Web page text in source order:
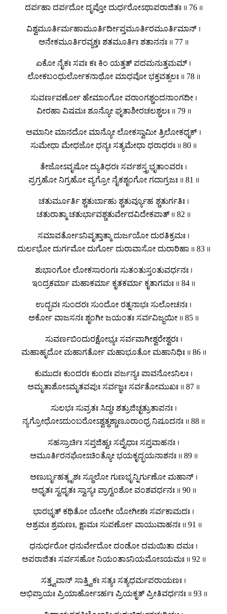
ದರ್ಪಹಾ ದರ್ಪದೋ ದೃಪ್ತೋ ದುರ್ಧರೋಽಥಾಪರಾಜಿತಃ ॥ 76 ॥
ವಿಶ್ವಮೂರ್ತಿರ್ಮಹಾಮೂರ್ತಿರ್ದೀಪ್ತಮೂರ್ತಿರಮೂರ್ತಿಮಾನ್ ।
ಅನೇಕಮೂರ್ತಿರವ್ಯಕ್ತಃ ಶತಮೂರ್ತಿಃ ಶತಾನನಃ ॥ 77 ॥
ಏಕೋ ನೈಕಃ ಸವಃ ಕಃ ಕಿಂ ಯತ್ತತ್ ಪದಮನುತ್ತಮಮ್ ।
ಲೋಕಬಂಧುರ್ಲೋಕನಾಥೋ ಮಾಧವೋ ಭಕ್ತವತ್ಸಲಃ ॥ 78 ॥
ಸುವರ್ಣವರ್ಣೋ ಹೇಮಾಂಗೋ ವರಾಂಗಶ್ಚಂದನಾಂಗದೀ ।
ವೀರಹಾ ವಿಷಮಃ ಶೂನ್ಯೋ ಘೃತಾಶೀರಚಲಶ್ಚಲಃ ॥ 79 ॥
ಅಮಾನೀ ಮಾನದೋ ಮಾನ್ಯೋ ಲೋಕಸ್ವಾಮೀ ತ್ರಿಲೋಕಧೃಕ್ ।
ಸುಮೇಧಾ ಮೇಧಜೋ ಧನ್ಯಃ ಸತ್ಯಮೇಧಾ ಧರಾಧರಃ ॥ 80 ॥
ತೇಜೋಽವೃಷೋ ದ್ಯುತಿಧರಃ ಸರ್ವಶಸ್ತ್ರಭೃತಾಂವರಃ ।
ಪ್ರಗ್ರಹೋ ನಿಗ್ರಹೋ ವ್ಯಗ್ರೋ ನೈಕಶೃಂಗೋ ಗದಾಗ್ರಜಃ ॥ 81 ॥
ಚತುರ್ಮೂರ್ತಿ ಶ್ಚತುರ್ಬಾಹು ಶ್ಚತುರ್ವ್ಯೂಹ ಶ್ಚತುರ್ಗತಿಃ ।
ಚತುರಾತ್ಮಾ ಚತುರ್ಭಾವಶ್ಚತುರ್ವೇದವಿದೇಕಪಾತ್ ॥ 82 ॥
ಸಮಾವರ್ತೋಽನಿವೃತ್ತಾತ್ಮಾ ದುರ್ಜಯೋ ದುರತಿಕ್ರಮಃ ।
ದುರ್ಲಭೋ ದುರ್ಗಮೋ ದುರ್ಗೋ ದುರಾವಾಸೋ ದುರಾರಿಹಾ ॥ 83 ॥
ಶುಭಾಂಗೋ ಲೋಕಸಾರಂಗಃ ಸುತಂತುಸ್ತಂತುವರ್ಧನಃ ।
ಇಂದ್ರಕರ್ಮಾ ಮಹಾಕರ್ಮಾ ಕೃತಕರ್ಮಾ ಕೃತಾಗಮಃ ॥ 84 ॥
ಉದ್ಭವಃ ಸುಂದರಃ ಸುಂದೋ ರತ್ನನಾಭಃ ಸುಲೋಚನಃ ।
ಅರ್ಕೋ ವಾಜಸನಃ ಶೃಂಗೀ ಜಯಂತಃ ಸರ್ವವಿಜ್ಜಯೀ ॥ 85 ॥
ಸುವರ್ಣಬಿಂದುರಕ್ಷೋಭ್ಯಃ ಸರ್ವವಾಗೀಶ್ವರೇಶ್ವರಃ ।
ಮಹಾಹೃದೋ ಮಹಾಗರ್ತೋ ಮಹಾಭೂತೋ ಮಹಾನಿಧಿಃ ॥ 86 ॥
ಕುಮುದಃ ಕುಂದರಃ ಕುಂದಃ ಪರ್ಜನ್ಯಃ ಪಾವನೋಽನಿಲಃ ।
ಅಮೃತಾಶೋಽಮೃತವಪುಃ ಸರ್ವಜ್ಞಃ ಸರ್ವತೋಮುಖಃ ॥ 87 ॥
ಸುಲಭಃ ಸುವ್ರತಃ ಸಿದ್ಧಃ ಶತ್ರುಜಿಚ್ಛತ್ರುತಾಪನಃ ।
ನ್ಯಗ್ರೋಧೋಽದುಂಬರೋಽಶ್ವತ್ಥಶ್ಚಾಣೂರಾಂಧ್ರ ನಿಷೂದನಃ ॥ 88 ॥
ಸಹಸ್ರಾರ್ಚಿಃ ಸಪ್ತಜಿಹ್ವಃ ಸಪ್ತೈಧಾಃ ಸಪ್ತವಾಹನಃ ।
ಅಮೂರ್ತಿರನಘೋಽಚಿಂತ್ಯೋ ಭಯಕೃದ್ಭಯನಾಶನಃ ॥ 89 ॥
ಅಣುರ್ಬೃಹತ್ಕೃಶಃ ಸ್ಥೂಲೋ ಗುಣಭೃನ್ನಿರ್ಗುಣೋ ಮಹಾನ್ ।
ಅಧೃತಃ ಸ್ವಧೃತಃ ಸ್ವಾಸ್ಯಃ ಪ್ರಾಗ್ವಂಶೋ ವಂಶವರ್ಧನಃ ॥ 90 ॥
ಭಾರಭೃತ್ ಕಥಿತೋ ಯೋಗೀ ಯೋಗೀಶಃ ಸರ್ವಕಾಮದಃ ।
ಆಶ್ರಮಃ ಶ್ರಮಣಃ, ಕ್ಷಾಮಃ ಸುಪರ್ಣೋ ವಾಯುವಾಹನಃ ॥ 91 ॥
ಧನುರ್ಧರೋ ಧನುರ್ವೇದೋ ದಂಡೋ ದಮಯಿತಾ ದಮಃ ।
ಅಪರಾಜಿತಃ ಸರ್ವಸಹೋ ನಿಯಂತಾಽನಿಯಮೋಽಯಮಃ ॥ 92 ॥
ಸತ್ತ್ವವಾನ್ ಸಾತ್ತ್ವಿಕಃ ಸತ್ಯಃ ಸತ್ಯಧರ್ಮಪರಾಯಣಃ ।
ಅಭಿಪ್ರಾಯಃ ಪ್ರಿಯಾರ್ಹೋಽರ್ಹಃ ಪ್ರಿಯಕೃತ್ ಪ್ರೀತಿವರ್ಧನಃ ॥ 93 ॥